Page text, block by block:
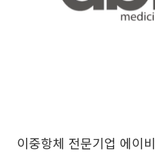
이중항체 전문기업 에이